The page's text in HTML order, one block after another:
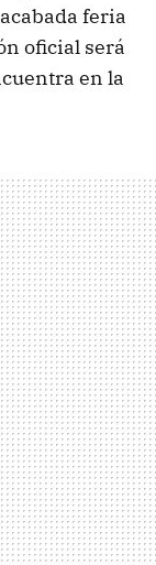
feria
oficial será
en la